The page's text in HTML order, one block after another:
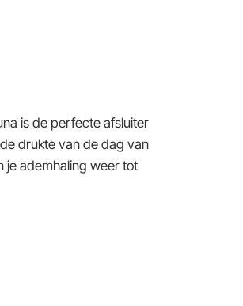
is de perfecte afsluiter
drukte van de dag van
je ademhaling weer tot